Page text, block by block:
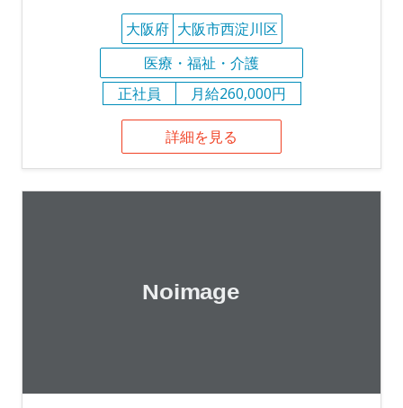
大阪府 大阪市西淀川区
医療・福祉・介護
正社員
月給260,000円
詳細を見る